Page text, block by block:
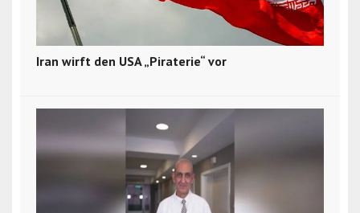
Iran wirft den USA „Piraterie“ vor